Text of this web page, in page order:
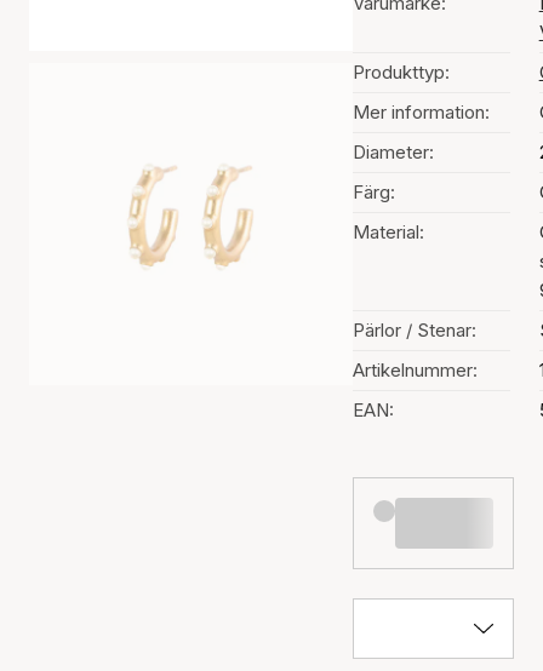
Produkttyp:
Mer information:
Diameter:
Färg:
Material:
Pärlor / Stenar:
Artikelnummer:
EAN: